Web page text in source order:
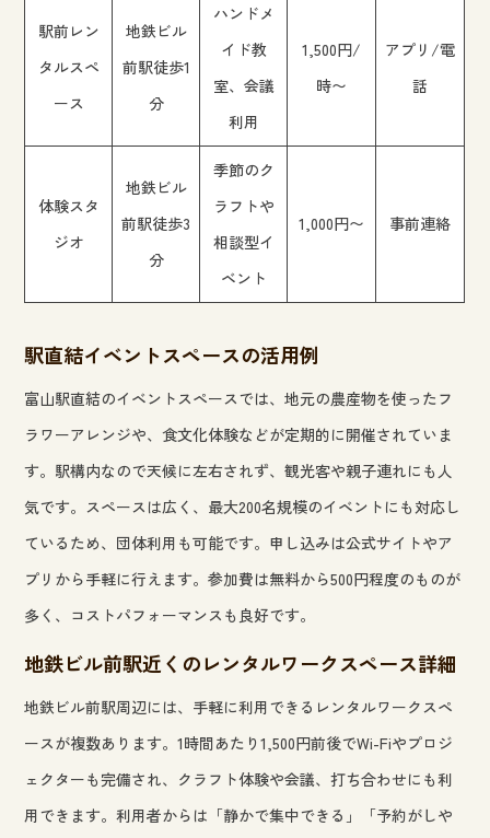
駅前レン
タルスペ
ース
地鉄ビル
前駅徒歩1
分
ハンドメ
イド教
室、会議
利用
1,500円/
時〜
アプリ/電
話
体験スタ
ジオ
地鉄ビル
前駅徒歩3
分
季節のク
ラフトや
相談型イ
ベント
1,000円〜 事前連絡
駅直結イベントスペースの活用例
富山駅直結のイベントスペースでは、地元の農産物を使ったフ
ラワーアレンジや、食文化体験などが定期的に開催されていま
す。駅構内なので天候に左右されず、観光客や親子連れにも人
気です。スペースは広く、最大200名規模のイベントにも対応し
ているため、団体利用も可能です。申し込みは公式サイトやア
プリから手軽に行えます。参加費は無料から500円程度のものが
多く、コストパフォーマンスも良好です。
地鉄ビル前駅近くのレンタルワークスペース詳細
地鉄ビル前駅周辺には、手軽に利用できるレンタルワークスペ
ースが複数あります。1時間あたり1,500円前後でWi-Fiやプロジ
ェクターも完備され、クラフト体験や会議、打ち合わせにも利
用できます。利用者からは「静かで集中できる」「予約がしや